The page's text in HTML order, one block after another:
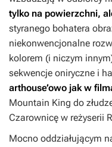
tylko na powierzchni,
styranego bohatera
niekonwencjonalne
kolorem (i niczym
sekwencje oniryczne i
arthouse’owo jak w
Mountain King do
Czarownicę w reżyserii
Mocno oddziałującym